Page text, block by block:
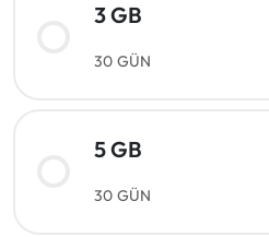
3 GB
30 GÜN
5 GB
30 GÜN